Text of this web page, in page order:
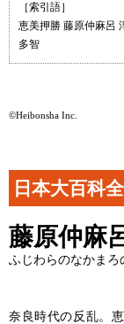
［索引語］
恵美押勝 藤原仲麻呂
多智
©Heibonsha Inc.
日本大百科
藤原仲麻
ふじわらのなかまろ
奈良時代の反乱。